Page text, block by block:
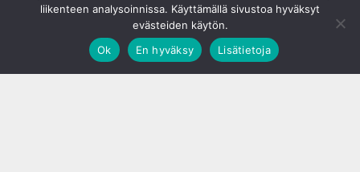
liikenteen analysoinnissa. Käyttämällä sivustoa hyväksyt
evästeiden käytön.
Ok
En hyväksy Lisätietoja